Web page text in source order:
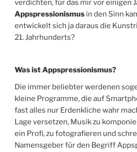
verdichten, für das mir vor einigen
Appspressionismus in den Sinn
entwickelt sich ja daraus die
21. Jahrhunderts?
Was ist Appspressionismus?
Die immer beliebter werdenen
kleine Programme, die auf
fast alles nur Erdenkliche wahr
Lage versetzen, Musik zu
ein Profi, zu fotografieren und
Namensgeber für den Begriff